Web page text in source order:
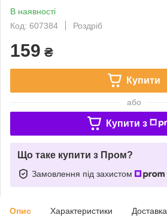
В наявності
Код: 607384
Роздріб
159 ₴
Купити
або
Купити з
Що таке купити з Пром?
Замовлення під захистом
Опис Характеристики Доставка